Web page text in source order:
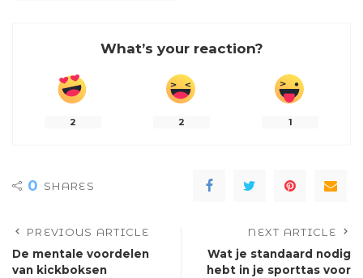
What’s your reaction?
2 2 1
0 SHARES
PREVIOUS ARTICLE
De mentale voordelen
van kickboksen
NEXT ARTICLE
Wat je standaard nodig
hebt in je sporttas voor